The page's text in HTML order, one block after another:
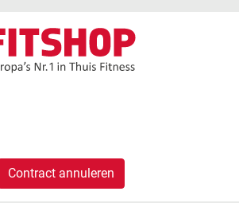
Contract annuleren